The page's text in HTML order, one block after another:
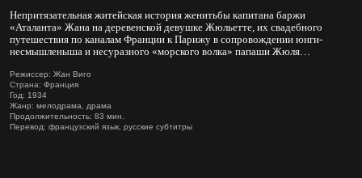
Непритязательная житейская история женитьбы капитана баржи
«Аталанта» Жана на деревенской девушке Жюльетте, их свадебного
путешествия по каналам Франции к Парижу в сопровождении юнги-
несмышленыша и несуразного «морского волка» папаши Жюля…
Режиссер: Жан Виго
Страна: Франция
Год: 1934
Жанр: мелодрама, драма
Продолжительность: 83 мин.
Перевод: французский язык, русские субтитры